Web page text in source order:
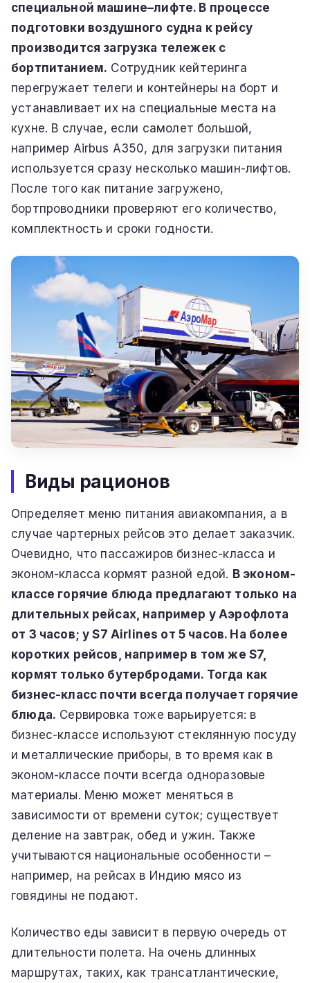
специальной машине–лифте. В процессе
подготовки воздушного судна к рейсу
производится загрузка тележек с
бортпитанием. Сотрудник кейтеринга
перегружает телеги и контейнеры на борт и
устанавливает их на специальные места на
кухне. В случае, если самолет большой,
например Airbus A350, для загрузки питания
используется сразу несколько машин-лифтов.
После того как питание загружено,
бортпроводники проверяют его количество,
комплектность и сроки годности.
Виды рационов
Определяет меню питания авиакомпания, а в
случае чартерных рейсов это делает заказчик.
Очевидно, что пассажиров бизнес-класса и
эконом-класса кормят разной едой. В эконом-
классе горячие блюда предлагают только на
длительных рейсах, например у Аэрофлота
от 3 часов; у S7 Airlines от 5 часов. На более
коротких рейсов, например в том же S7,
кормят только бутербродами. Тогда как
бизнес-класс почти всегда получает горячие
блюда. Сервировка тоже варьируется: в
бизнес-классе используют стеклянную посуду
и металлические приборы, в то время как в
эконом-классе почти всегда одноразовые
материалы. Меню может меняться в
зависимости от времени суток; существует
деление на завтрак, обед и ужин. Также
учитываются национальные особенности –
например, на рейсах в Индию мясо из
говядины не подают.
Количество еды зависит в первую очередь от
длительности полета. На очень длинных
маршрутaх, таких, как трансатлантические,